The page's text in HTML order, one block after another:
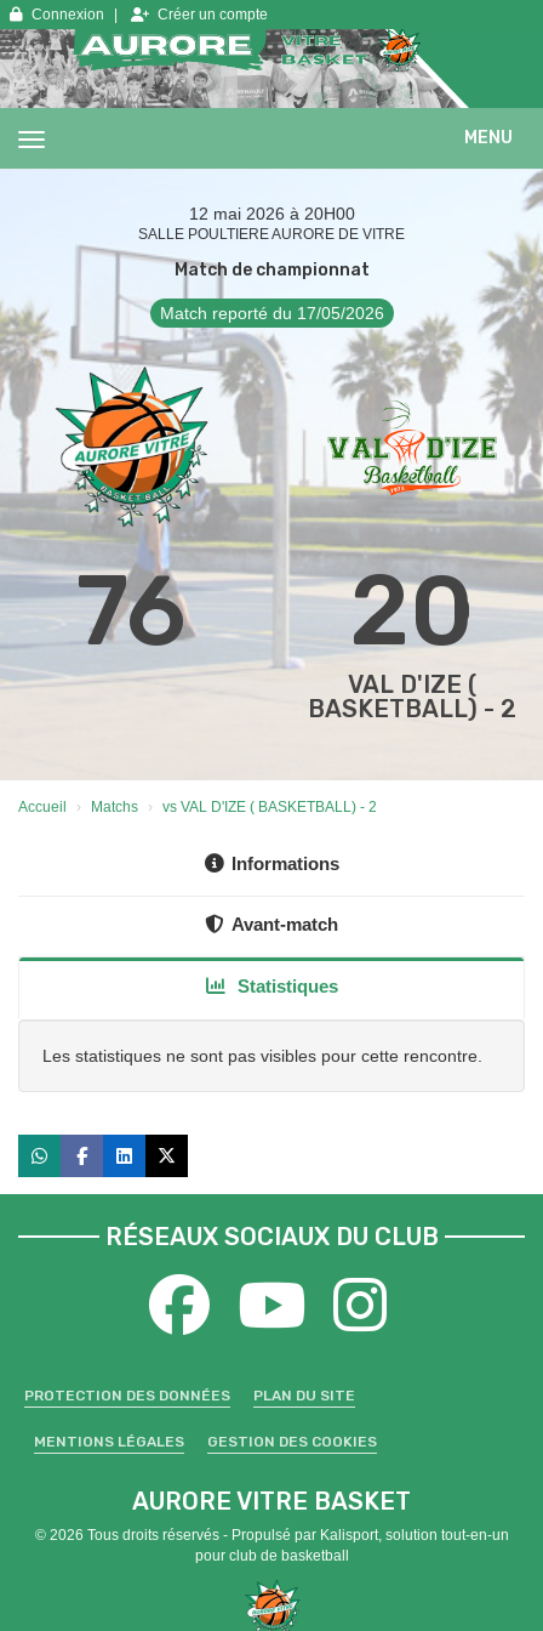
Connexion Créer un compte
MENU
12 mai 2026 à 20H00
SALLE POULTIERE AURORE DE VITRE
Match de championnat
Match reporté du 17/05/2026
76 20
VAL D'IZE (
BASKETBALL) - 2
Accueil Matchs vs VAL D'IZE ( BASKETBALL) - 2
Informations
Avant-match
Statistiques
Les statistiques ne sont pas visibles pour cette rencontre.
RÉSEAUX SOCIAUX DU CLUB
PROTECTION DES DONNÉES PLAN DU SITE
MENTIONS LÉGALES GESTION DES COOKIES
AURORE VITRE BASKET
© 2026 Tous droits réservés - Propulsé par Kalisport, solution tout-en-un
pour club de basketball
Panneau de gestion des cookies